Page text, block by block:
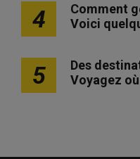
4
Comment
Voici
5
Des
Voyagez